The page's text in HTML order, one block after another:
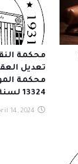
محكمة
تعديل
محكمة
13324 لسنة 88
14, 2024